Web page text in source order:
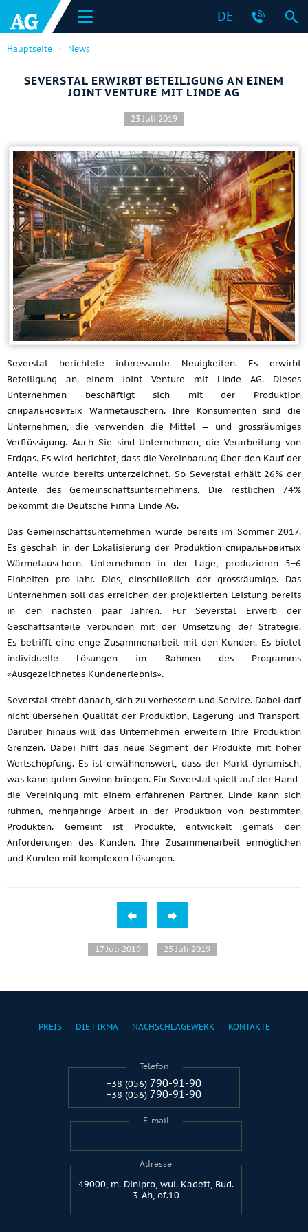
DE
Hauptseite News
SEVERSTAL ERWIRBT BETEILIGUNG AN EINEM
JOINT VENTURE MIT LINDE AG
23 Juli 2019
Severstal berichtete interessante Neuigkeiten. Es erwirbt
Beteiligung an einem Joint Venture mit Linde AG. Dieses
Unternehmen beschäftigt sich mit der Produktion
спиральновитых Wärmetauschern. Ihre Konsumenten sind die
Unternehmen, die verwenden die Mittel — und grossräumiges
Verflüssigung. Auch Sie sind Unternehmen, die Verarbeitung von
Erdgas. Es wird berichtet, dass die Vereinbarung über den Kauf der
Anteile wurde bereits unterzeichnet. So Severstal erhält 26% der
Anteile des Gemeinschaftsunternehmens. Die restlichen 74%
bekommt die Deutsche Firma Linde AG.
Das Gemeinschaftsunternehmen wurde bereits im Sommer 2017.
Es geschah in der Lokalisierung der Produktion спиральновитых
Wärmetauschern. Unternehmen in der Lage, produzieren 5−6
Einheiten pro Jahr. Dies, einschließlich der grossräumige. Das
Unternehmen soll das erreichen der projektierten Leistung bereits
in den nächsten paar Jahren. Für Severstal Erwerb der
Geschäftsanteile verbunden mit der Umsetzung der Strategie.
Es betrifft eine enge Zusammenarbeit mit den Kunden. Es bietet
individuelle Lösungen im Rahmen des Programms
«Ausgezeichnetes Kundenerlebnis».
Severstal strebt danach, sich zu verbessern und Service. Dabei darf
nicht übersehen Qualität der Produktion, Lagerung und Transport.
Darüber hinaus will das Unternehmen erweitern Ihre Produktion
Grenzen. Dabei hilft das neue Segment der Produkte mit hoher
Wertschöpfung. Es ist erwähnenswert, dass der Markt dynamisch,
was kann guten Gewinn bringen. Für Severstal spielt auf der Hand-
die Vereinigung mit einem erfahrenen Partner. Linde kann sich
rühmen, mehrjährige Arbeit in der Produktion von bestimmten
Produkten. Gemeint ist Produkte, entwickelt gemäß den
Anforderungen des Kunden. Ihre Zusammenarbeit ermöglichen
und Kunden mit komplexen Lösungen.
17 Juli 2019 25 Juli 2019
PREIS DIE FIRMA NACHSCHLAGEWERK KONTAKTE
Telefon
+38 (056) 790-91-90
+38 (056) 790-91-90
E-mail
Adresse
49000, m. Dinipro, wul. Kadett, Bud.
3-Ah, of.10